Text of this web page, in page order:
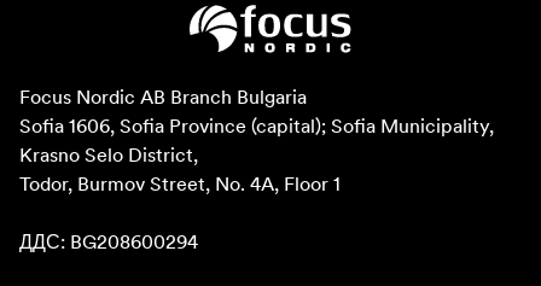
Focus Nordic AB Branch Bulgaria
Sofia 1606, Sofia Province (capital); Sofia Municipality,
Krasno Selo District,
Todor, Burmov Street, No. 4A, Floor 1
ДДС: BG208600294